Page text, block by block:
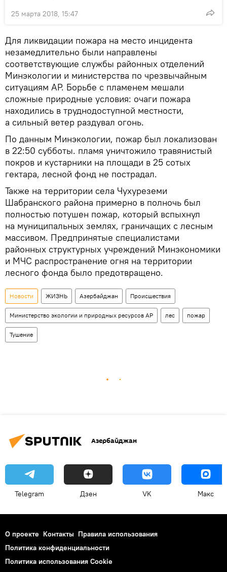
25 марта 2018, 15:47
Для ликвидации пожара на место инцидента
незамедлительно были направлены
соответствующие службы районных отделений
Минэкологии и министерства по чрезвычайным
ситуациям АР. Борьбе с пламенем мешали
сложные природные условия: очаги пожара
находились в труднодоступной местности,
а сильный ветер раздувал огонь.
По данным Минэкологии, пожар был локализован
в 22:50 субботы. пламя уничтожило травянистый
покров и кустарники на площади в 25 сотых
гектара, лесной фонд не пострадал.
Также на территории села Чухуреземи
Шабранского района примерно в полночь был
полностью потушен пожар, который вспыхнул
на муниципальных землях, граничащих с лесным
массивом. Предпринятые специалистами
районных структурных учреждений Минэкономики
и МЧС распространение огня на территории
лесного фонда было предотвращено.
Новости ЖИЗНЬ Азербайджан Происшествия
Министерство экологии и природных ресурсов АР лес пожар
Тушение
Азербайджан
Telegram Дзен VK Макс
О проекте Контакты Правила использования
Политика конфиденциальности
Политика использования Cookie